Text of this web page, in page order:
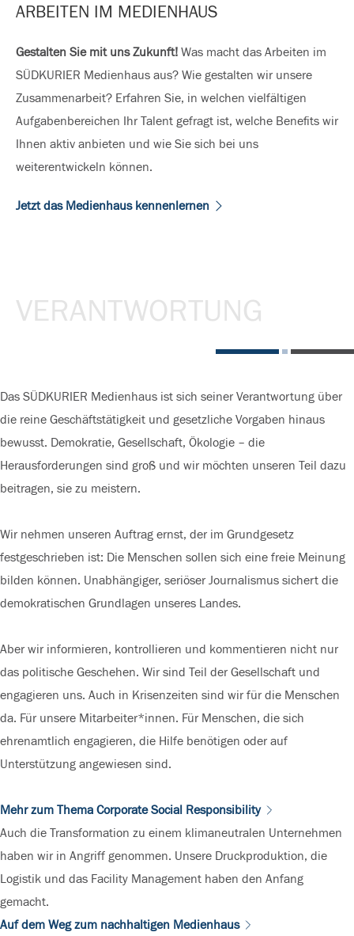
ARBEITEN IM MEDIENHAUS
Gestalten Sie mit uns Zukunft! Was macht das Arbeiten im
SÜDKURIER Medienhaus aus? Wie gestalten wir unsere
Zusammenarbeit? Erfahren Sie, in welchen vielfältigen
Aufgabenbereichen Ihr Talent gefragt ist, welche Benefits wir
Ihnen aktiv anbieten und wie Sie sich bei uns
weiterentwickeln können.
Jetzt das Medienhaus kennenlernen
VERANTWORTUNG
Das SÜDKURIER Medienhaus ist sich seiner Verantwortung über
die reine Geschäftstätigkeit und gesetzliche Vorgaben hinaus
bewusst. Demokratie, Gesellschaft, Ökologie – die
Herausforderungen sind groß und wir möchten unseren Teil dazu
beitragen, sie zu meistern.
Wir nehmen unseren Auftrag ernst, der im Grundgesetz
festgeschrieben ist: Die Menschen sollen sich eine freie Meinung
bilden können. Unabhängiger, seriöser Journalismus sichert die
demokratischen Grundlagen unseres Landes.
Aber wir informieren, kontrollieren und kommentieren nicht nur
das politische Geschehen. Wir sind Teil der Gesellschaft und
engagieren uns. Auch in Krisenzeiten sind wir für die Menschen
da. Für unsere Mitarbeiter*innen. Für Menschen, die sich
ehrenamtlich engagieren, die Hilfe benötigen oder auf
Unterstützung angewiesen sind.
Mehr zum Thema Corporate Social Responsibility
Auch die Transformation zu einem klimaneutralen Unternehmen
haben wir in Angriff genommen. Unsere Druckproduktion, die
Logistik und das Facility Management haben den Anfang
gemacht.
Auf dem Weg zum nachhaltigen Medienhaus